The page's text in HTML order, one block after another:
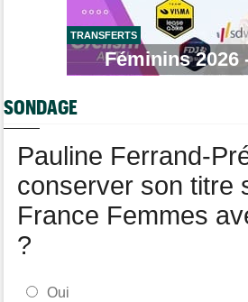
Stefan Küng la 7e étape, Brenner le
Route
Romain Bardet hospitalisé après une
Mont Ventoux
Tour de Pologne
TRANSFERTS
Féminins 2026
SONDAGE
Pauline Ferrand-
conserver son titre
France Femmes
?
Oui